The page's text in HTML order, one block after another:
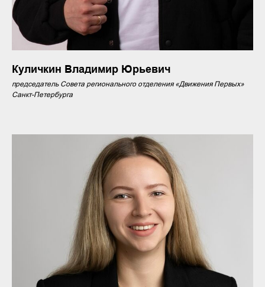
Куличкин Владимир Юрьевич
председатель Совета регионального отделения «Движения Первых»
Санкт-Петербурга